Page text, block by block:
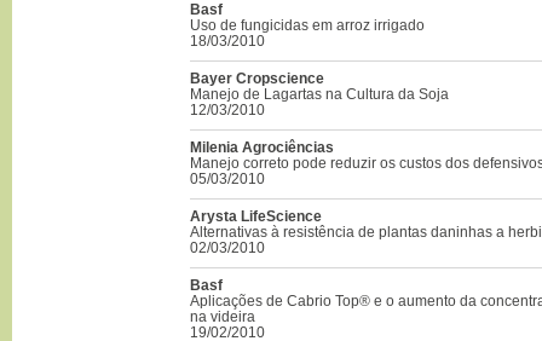
Basf
Uso de fungicidas em arroz irrigado
18/03/2010
Bayer Cropscience
Manejo de Lagartas na Cultura da Soja
12/03/2010
Milenia Agrociências
Manejo correto pode reduzir os custos dos
05/03/2010
Arysta LifeScience
Alternativas à resistência de plantas daninhas a
02/03/2010
Basf
Aplicações de Cabrio Top® e o aumento da
na videira
19/02/2010